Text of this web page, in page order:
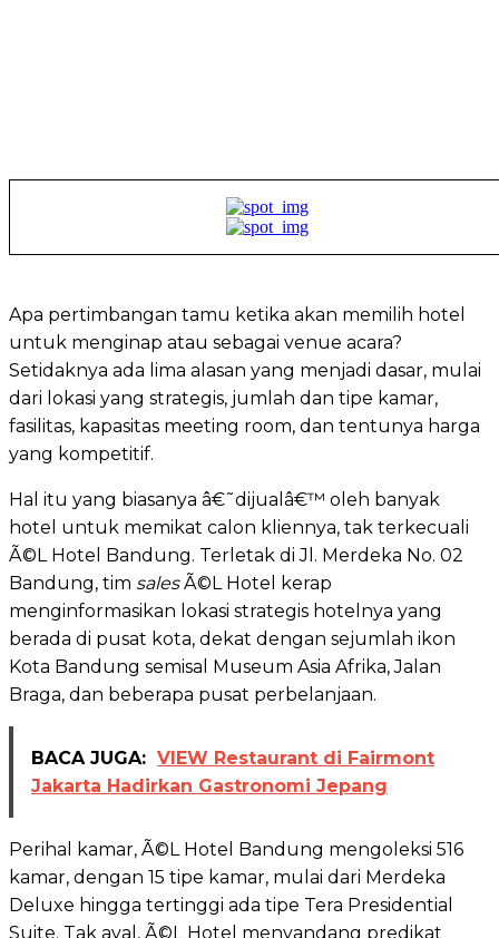
Apa pertimbangan tamu ketika akan memilih hotel
untuk menginap atau sebagai venue acara?
Setidaknya ada lima alasan yang menjadi dasar, mulai
dari lokasi yang strategis, jumlah dan tipe kamar,
fasilitas, kapasitas meeting room, dan tentunya harga
yang kompetitif.
Hal itu yang biasanya â€˜dijualâ€™ oleh banyak
hotel untuk memikat calon kliennya, tak terkecuali
Ã©L Hotel Bandung. Terletak di Jl. Merdeka No. 02
Bandung, tim salesÃ©L Hotel kerap
menginformasikan lokasi strategis hotelnya yang
berada di pusat kota, dekat dengan sejumlah ikon
Kota Bandung semisal Museum Asia Afrika, Jalan
Braga, dan beberapa pusat perbelanjaan.
BACA JUGA: VIEW Restaurant di Fairmont
Jakarta Hadirkan Gastronomi Jepang
Perihal kamar, Ã©L Hotel Bandung mengoleksi 516
kamar, dengan 15 tipe kamar, mulai dari Merdeka
Deluxe hingga tertinggi ada tipe Tera Presidential
Suite. Tak ayal, Ã©L Hotel menyandang predikat